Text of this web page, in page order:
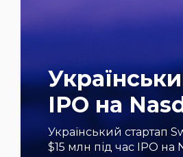
IPO на
Український стартап
$15 млн під час IPO на